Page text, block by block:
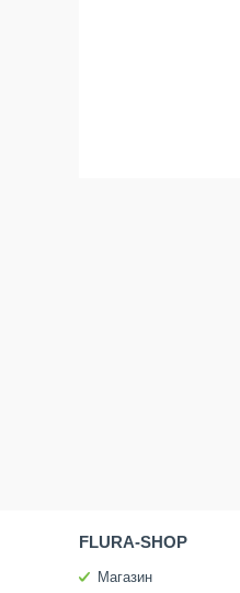
FLURA-SHOP
Магазин